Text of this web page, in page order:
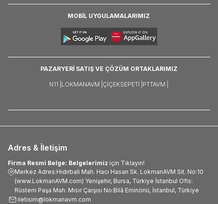
MOBİL UYGULAMALARIMIZ
PAZARYERİ SATIŞ VE ÇÖZÜM ORTAKLARIMIZ
N11 | LOKMANAVM | ÇIÇEKSEPETI | PTTAVM |
Adres & İletişim
Firma Resmi Belge: Belgelerimiz için Tıklayın!
Merkez Adres:Hıdırbali Mah. Hacı Hasan Sk. LokmanAVM Sit. No:10
(www.LokmanAVM.com) Yenişehir, Bursa, Türkiye İstanbul Ofis:
Rüstem Paşa Mah. Mısır Çarşısı No:Bilâ Eminönü, İstanbul, Türkiye
iletisim@lokmanavm.com